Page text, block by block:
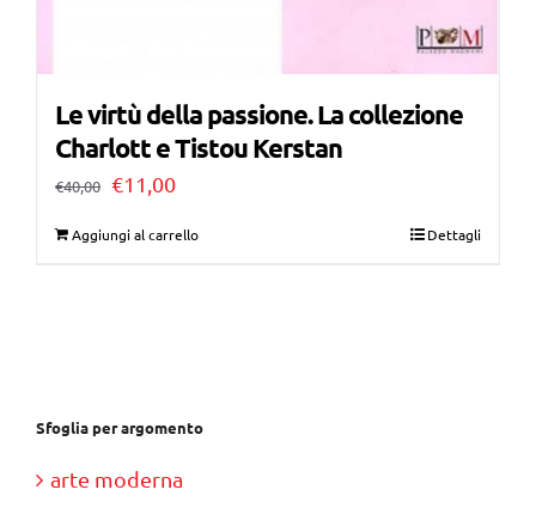
Le virtù della passione. La collezione
Charlott e Tistou Kerstan
€40,00 Il
€11,00Il
Aggiungi al carrello Dettagli
Sfoglia per argomento
arte moderna